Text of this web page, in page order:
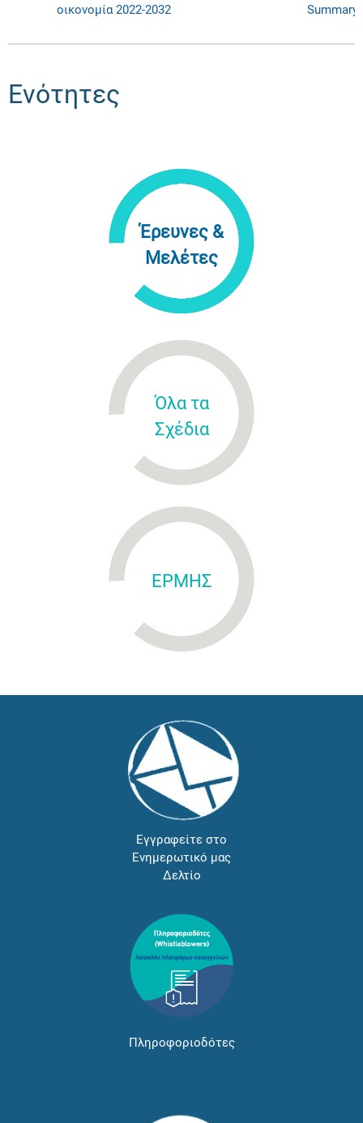
οικονομία 2022-2032 Summary
Ενότητες
Έρευνες &
Μελέτες
Όλα τα
Σχέδια
ΕΡΜΗΣ
Εγγραφείτε στο
Ενημερωτικό μας
Δελτίο
Πληροφοριοδότες